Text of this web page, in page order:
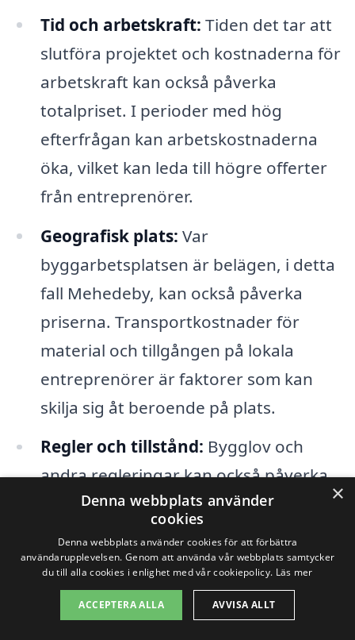
Tid och arbetskraft: Tiden det tar att
slutföra projektet och kostnaderna för
arbetskraft kan också påverka
totalpriset. I perioder med hög
efterfrågan kan arbetskostnaderna
öka, vilket kan leda till högre offerter
från entreprenörer.
Geografisk plats: Var
byggarbetsplatsen är belägen, i detta
fall Mehedeby, kan också påverka
priserna. Transportkostnader för
material och tillgången på lokala
entreprenörer är faktorer som kan
skilja sig åt beroende på plats.
Regler och tillstånd: Bygglov och
andra regleringar kan också påverka
kostnaderna. Att navigera genom
resurser, vilket kan påverka det totala
priset för totalentreprenaden.
×
Denna webbplats använder
cookies
Denna webbplats använder cookies för att förbättra
användarupplevelsen. Genom att använda vår webbplats samtycker
du till alla cookies i enlighet med vår cookiepolicy. Läs mer
ACCEPTERA ALLA AVVISA ALLT